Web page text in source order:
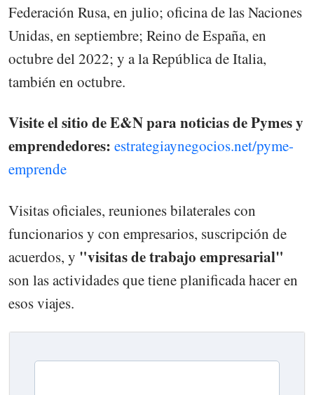
Federación Rusa, en julio; oficina de las Naciones
Unidas, en septiembre; Reino de España, en
octubre del 2022; y a la República de Italia,
también en octubre.
Visite el sitio de E&N para noticias de Pymes y
emprendedores: estrategiaynegocios.net/pyme-
emprende
Visitas oficiales, reuniones bilaterales con
funcionarios y con empresarios, suscripción de
acuerdos, y "visitas de trabajo empresarial"
son las actividades que tiene planificada hacer en
esos viajes.